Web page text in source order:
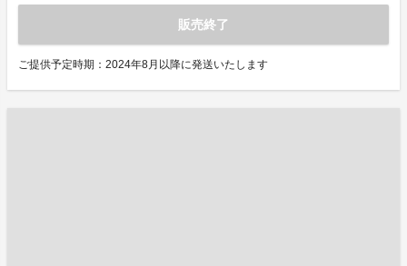
販売終了
ご提供予定時期：2024年8月以降に発送いたします